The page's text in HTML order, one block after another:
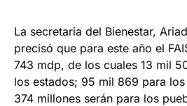
La secretaria del Bienestar,
precisó que para este año el
743 mdp, de los cuales 13 mil
los estados; 95 mil 869 para
374 millones serán para los